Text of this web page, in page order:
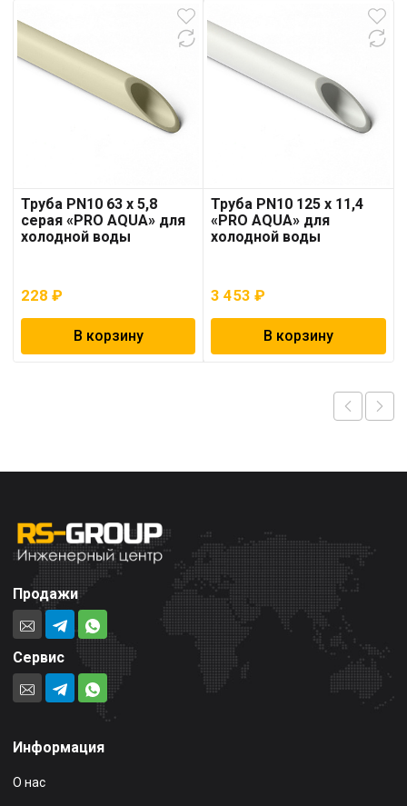
Труба PN10 63 x 5,8
серая «PRO AQUA» для
холодной воды
228 ₽
В корзину
Труба PN10 125 x 11,4
«PRO AQUA» для
холодной воды
3 453₽
В корзину
Продажи
Сервис
Информация
О нас